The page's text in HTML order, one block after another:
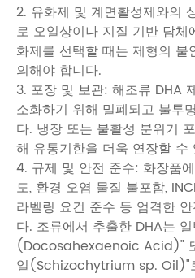
2. 유화제 및 계면활성제와의
로 오일상이나 지질 기반 담
화제를 선택할 때는 제형의
의해야 합니다.
3. 포장 및 보관: 해조류 DHA
소화하기 위해 밀폐되고 불투
다. 냉장 또는 불활성 분위기
해 유통기한을 더욱 연장할 수
4. 규제 및 안전 준수: 화장품
도, 환경 오염 물질 불포함,
라벨링 요건 준수 등 엄격한
다. 조류에서 추출한 DHA는
(Docosahexaenoic Acid)"
일(Schizochytrium sp. Oil)"